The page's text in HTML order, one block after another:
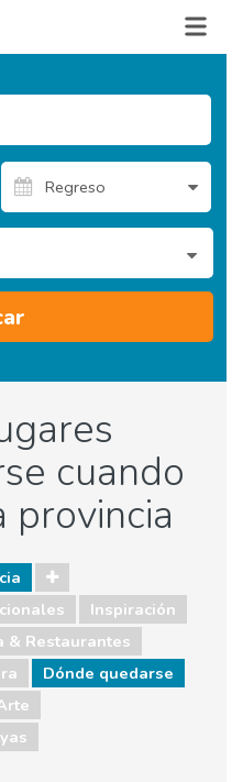
cuando
provincia
Inspiración
& Restaurantes
Dónde quedarse